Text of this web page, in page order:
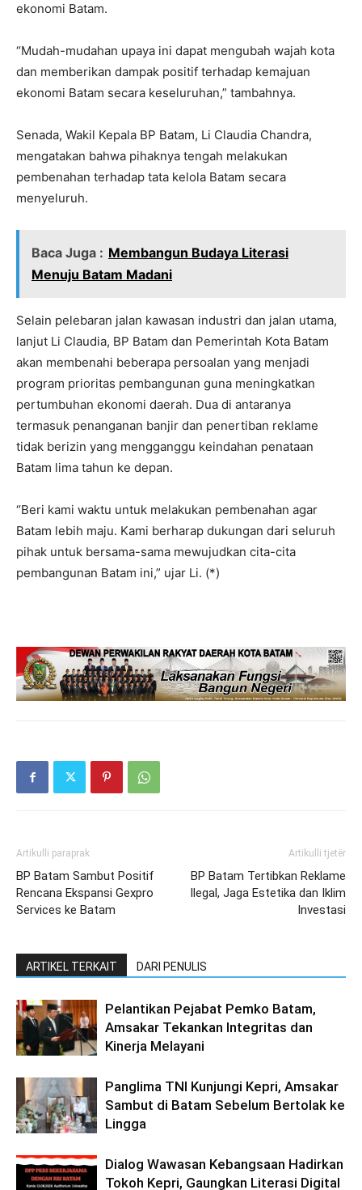
ekonomi Batam.
“Mudah-mudahan upaya ini dapat mengubah wajah kota
dan memberikan dampak positif terhadap kemajuan
ekonomi Batam secara keseluruhan,” tambahnya.
Senada, Wakil Kepala BP Batam, Li Claudia Chandra,
mengatakan bahwa pihaknya tengah melakukan
pembenahan terhadap tata kelola Batam secara
menyeluruh.
Baca Juga : Membangun Budaya Literasi
Menuju Batam Madani
Selain pelebaran jalan kawasan industri dan jalan utama,
lanjut Li Claudia, BP Batam dan Pemerintah Kota Batam
akan membenahi beberapa persoalan yang menjadi
program prioritas pembangunan guna meningkatkan
pertumbuhan ekonomi daerah. Dua di antaranya
termasuk penanganan banjir dan penertiban reklame
tidak berizin yang mengganggu keindahan penataan
Batam lima tahun ke depan.
“Beri kami waktu untuk melakukan pembenahan agar
Batam lebih maju. Kami berharap dukungan dari seluruh
pihak untuk bersama-sama mewujudkan cita-cita
pembangunan Batam ini,” ujar Li. (*)
Artikulli paraprak
BP Batam Sambut Positif
Rencana Ekspansi Gexpro
Services ke Batam
Artikulli tjetër
BP Batam Tertibkan Reklame
Ilegal, Jaga Estetika dan Iklim
Investasi
ARTIKEL TERKAIT DARI PENULIS
Pelantikan Pejabat Pemko Batam,
Amsakar Tekankan Integritas dan
Kinerja Melayani
Panglima TNI Kunjungi Kepri, Amsakar
Sambut di Batam Sebelum Bertolak ke
Lingga
Dialog Wawasan Kebangsaan Hadirkan
Tokoh Kepri, Gaungkan Literasi Digital